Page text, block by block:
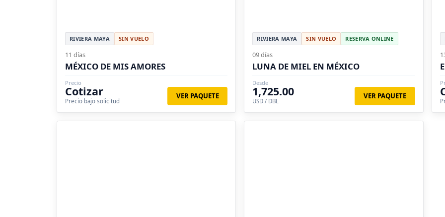
RIVIERA MAYA SIN VUELO
11 días
MÉXICO DE MIS AMORES
Precio
Cotizar
Precio bajo solicitud
VER PAQUETE
RIVIERA MAYA SIN VUELO RESERVA ONLINE
09 días
LUNA DE MIEL EN MÉXICO
Desde
1,725.00
USD / DBL
VER PAQUETE